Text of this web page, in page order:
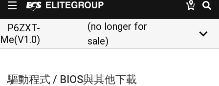
P6ZXT-
Me(V1.0)
(no longer for
sale)
keyboard_arrow_down
驅動程式 / BIOS與其他下載